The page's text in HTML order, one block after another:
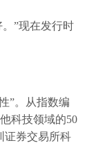
。”现在发行时
”。从指数编
科技领域的50
证券交易所科